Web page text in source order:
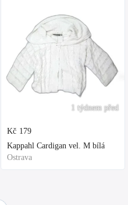
1 týdnem před
Kč 179
Kappahl Cardigan vel. M bílá
Ostrava